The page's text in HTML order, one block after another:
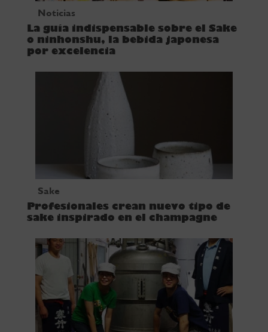
Noticias
La guía indispensable sobre el Sake
o ninhonshu, la bebida japonesa
por excelencia
Sake
Profesionales crean nuevo tipo de
sake inspirado en el champagne